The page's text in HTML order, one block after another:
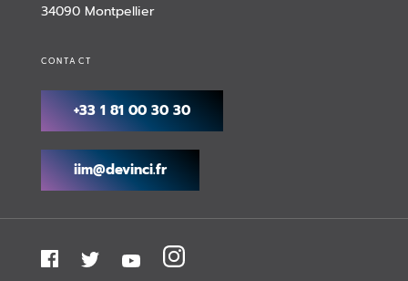
34090 Montpellier
CONTACT
+33 1 81 00 30 30
iim@devinci.fr